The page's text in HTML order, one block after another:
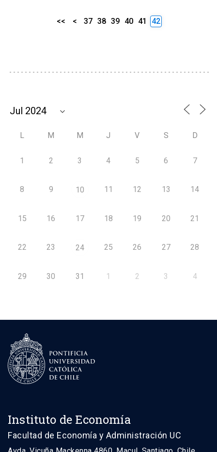
<< < 37 38 39 40 41 42
L M M J V S D
1 2 3 4 5 6 7
8 9 10 11 12 13 14
15 16 17 18 19 20 21
22 23 24 25 26 27 28
29 30 31 1 2 3 4
Instituto de Economía
Facultad de Economía y Administración UC